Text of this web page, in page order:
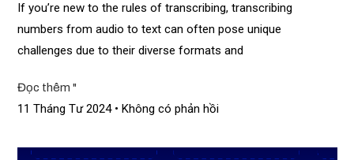
If you’re new to the rules of transcribing, transcribing
numbers from audio to text can often pose unique
challenges due to their diverse formats and
Đọc thêm "
11 Tháng Tư 2024 Không có phản hồi